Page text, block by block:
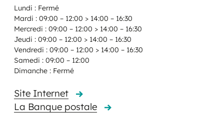
Lundi : Fermé
Mardi : 09:00 – 12:00 > 14:00 – 16:30
Mercredi : 09:00 – 12:00 > 14:00 – 16:30
Jeudi : 09:00 – 12:00 > 14:00 – 16:30
Vendredi : 09:00 – 12:00 > 14:00 – 16:30
Samedi : 09:00 – 12:00
Dimanche : Fermé
Site Internet
La Banque postale